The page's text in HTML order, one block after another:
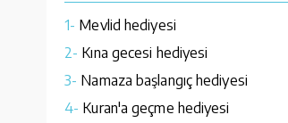
1- Mevlid hediyesi
2- Kına gecesi hediyesi
3- Namaza başlangıç hediyesi
4- Kuran'a geçme hediyesi